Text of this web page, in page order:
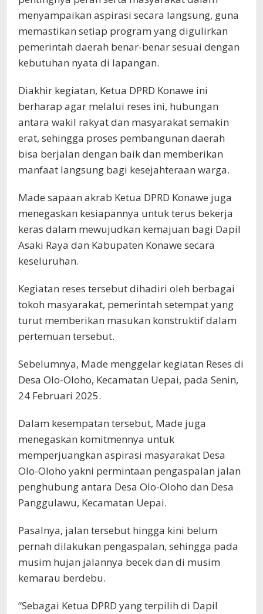
menyampaikan aspirasi secara langsung, guna
memastikan setiap program yang digulirkan
pemerintah daerah benar-benar sesuai dengan
kebutuhan nyata di lapangan.
Diakhir kegiatan, Ketua DPRD Konawe ini
berharap agar melalui reses ini, hubungan
antara wakil rakyat dan masyarakat semakin
erat, sehingga proses pembangunan daerah
bisa berjalan dengan baik dan memberikan
manfaat langsung bagi kesejahteraan warga.
Made sapaan akrab Ketua DPRD Konawe juga
menegaskan kesiapannya untuk terus bekerja
keras dalam mewujudkan kemajuan bagi Dapil
Asaki Raya dan Kabupaten Konawe secara
keseluruhan.
Kegiatan reses tersebut dihadiri oleh berbagai
tokoh masyarakat, pemerintah setempat yang
turut memberikan masukan konstruktif dalam
pertemuan tersebut.
Sebelumnya, Made menggelar kegiatan Reses di
Desa Olo-Oloho, Kecamatan Uepai, pada Senin,
24 Februari 2025.
Dalam kesempatan tersebut, Made juga
menegaskan komitmennya untuk
memperjuangkan aspirasi masyarakat Desa
Olo-Oloho yakni permintaan pengaspalan jalan
penghubung antara Desa Olo-Oloho dan Desa
Panggulawu, Kecamatan Uepai.
Pasalnya, jalan tersebut hingga kini belum
pernah dilakukan pengaspalan, sehingga pada
musim hujan jalannya becek dan di musim
kemarau berdebu.
“Sebagai Ketua DPRD yang terpilih di Dapil